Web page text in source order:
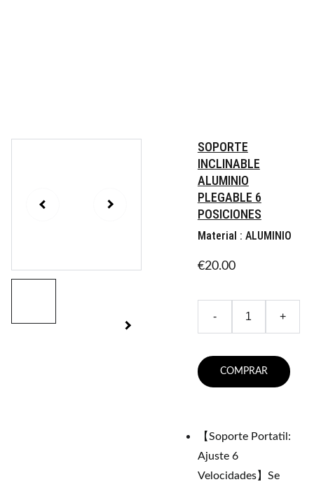
SOPORTE
INCLINABLE
ALUMINIO
PLEGABLE 6
POSICIONES
Material : ALUMINIO
€20.00
- +
COMPRAR
【Soporte Portatil:
Ajuste 6
Velocidades】Se